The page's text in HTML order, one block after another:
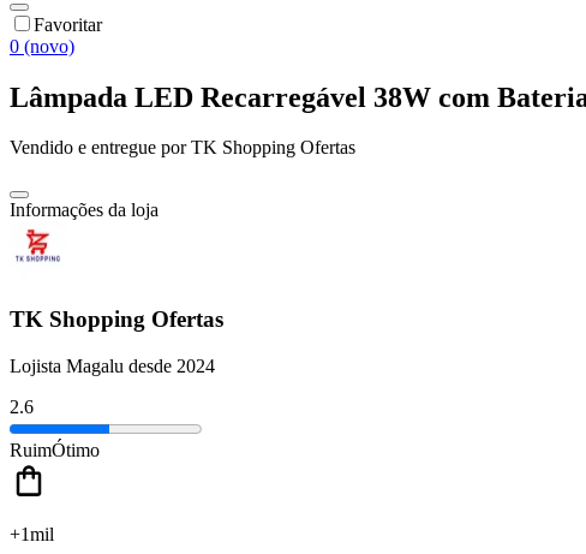
Favoritar
0 (novo)
Lâmpada LED Recarregável 38W com
Vendido e entregue por TK Shopping Ofertas
Informações da loja
TK Shopping Ofertas
Lojista Magalu desde 2024
2.6
RuimÓtimo
+1mil